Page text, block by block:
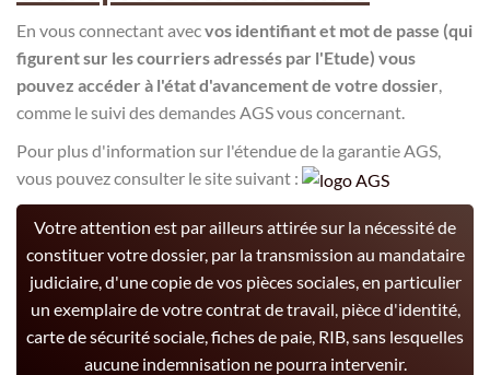
En vous connectant avecvos identifiant et mot de passe (qui
figurent sur les courriers adressés par l'Etude) vous
pouvez accéder à l'état d'avancement de votre dossier
comme le suivi des demandes AGS vous concernant.
Pour plus d'information sur l'étendue de la garantie AGS,
vous pouvez consulter le site suivant :
Votre attention est par ailleurs attirée sur la nécessité de
constituer votre dossier, par la transmission au mandataire
judiciaire, d'une copie de vos pièces sociales, en particulier
un exemplaire de votre contrat de travail, pièce d'identité,
carte de sécurité sociale, fiches de paie, RIB, sans lesquelles
aucune indemnisation ne pourra intervenir.